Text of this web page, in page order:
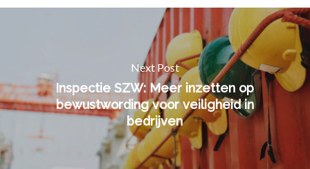
Next Post
Inspectie SZW: Meer inzetten op
bewustwording voor veiligheid in
bedrijven